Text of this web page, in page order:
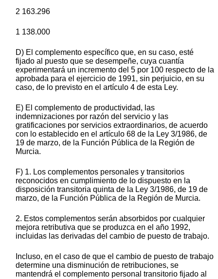
2 163.296
1 138.000
D) El complemento específico que, en su caso, esté
fijado al puesto que se desempeñe, cuya cuantía
experimentará un incremento del 5 por 100 respecto de la
aprobada para el ejercicio de 1991, sin perjuicio, en su
caso, de lo previsto en el artículo 4 de esta Ley.
E) El complemento de productividad, las
indemnizaciones por razón del servicio y las
gratificaciones por servicios extraordinarios, de acuerdo
con lo establecido en el artículo 68 de la Ley 3/1986, de
19 de marzo, de la Función Pública de la Región de
Murcia.
F) 1. Los complementos personales y transitorios
reconocidos en cumplimiento de lo dispuesto en la
disposición transitoria quinta de la Ley 3/1986, de 19 de
marzo, de la Función Pública de la Región de Murcia.
2. Estos complementos serán absorbidos por cualquier
mejora retributiva que se produzca en el año 1992,
incluidas las derivadas del cambio de puesto de trabajo.
Incluso, en el caso de que el cambio de puesto de trabajo
determine una disminución de retribuciones, se
mantendrá el complemento personal transitorio fijado al